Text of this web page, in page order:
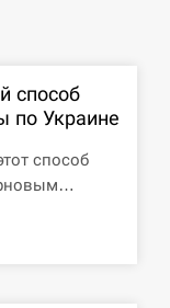
и “Новая
способ
по Украине
способ